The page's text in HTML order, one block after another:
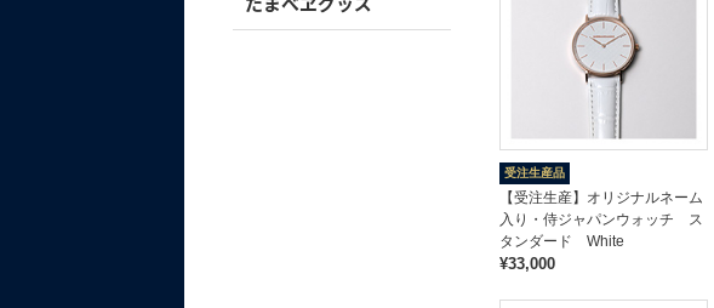
受注生産品
【受注生産】オリジナルネーム
入り・侍ジャパンウォッチ ス
タンダード White
¥33,000